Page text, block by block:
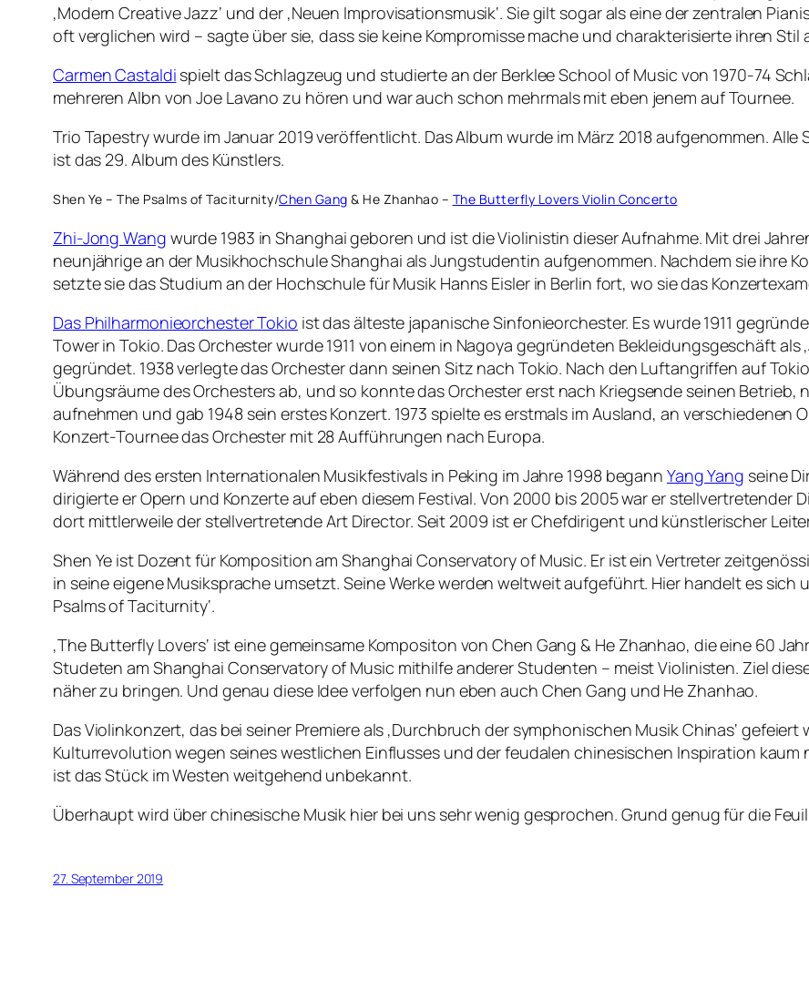
‚Modern Creative Jazz‘ und der ‚Neuen Improvisationsmusik‘. Sie gilt sogar als eine der zentralen
oft verglichen wird – sagte über sie, dass sie keine Kompromisse mache und charakterisierte ihren Stil
Carmen Castaldi spielt das Schlagzeug und studierte an der Berklee School of Music von 1970-74
mehreren Albn von Joe Lavano zu hören und war auch schon mehrmals mit eben jenem auf Tournee.
Trio Tapestry wurde im Januar 2019 veröffentlicht. Das Album wurde im März 2018 aufgenommen.
ist das 29. Album des Künstlers.
Shen Ye – The Psalms of Taciturnity/Chen Gang & He Zhanhao – The Butterfly Lovers Violin Concerto
Zhi-Jong Wang wurde 1983 in Shanghai geboren und ist die Violinistin dieser Aufnahme. Mit drei
neunjährige an der Musikhochschule Shanghai als Jungstudentin aufgenommen. Nachdem sie ihre
setzte sie das Studium an der Hochschule für Musik Hanns Eisler in Berlin fort, wo sie das
Das Philharmonieorchester Tokio ist das älteste japanische Sinfonieorchester. Es wurde 1911
Tower in Tokio. Das Orchester wurde 1911 von einem in Nagoya gegründeten Bekleidungsgeschäft
gegründet. 1938 verlegte das Orchester dann seinen Sitz nach Tokio. Nach den Luftangriffen auf
Übungsräume des Orchesters ab, und so konnte das Orchester erst nach Kriegsende seinen
aufnehmen und gab 1948 sein erstes Konzert. 1973 spielte es erstmals im Ausland, an verschiedenen
Konzert-Tournee das Orchester mit 28 Aufführungen nach Europa.
Während des ersten Internationalen Musikfestivals in Peking im Jahre 1998 begann Yang Yang seine
dirigierte er Opern und Konzerte auf eben diesem Festival. Von 2000 bis 2005 war er stellvertretender
dort mittlerweile der stellvertretende Art Director. Seit 2009 ist er Chefdirigent und künstlerischer
Shen Ye ist Dozent für Komposition am Shanghai Conservatory of Music. Er ist ein Vertreter
in seine eigene Musiksprache umsetzt. Seine Werke werden weltweit aufgeführt. Hier handelt es sich
Psalms of Taciturnity‘.
‚The Butterfly Lovers‘ ist eine gemeinsame Kompositon von Chen Gang & He Zhanhao, die eine 60
Studeten am Shanghai Conservatory of Music mithilfe anderer Studenten – meist Violinisten. Ziel
näher zu bringen. Und genau diese Idee verfolgen nun eben auch Chen Gang und He Zhanhao.
Das Violinkonzert, das bei seiner Premiere als ‚Durchbruch der symphonischen Musik Chinas‘
Kulturrevolution wegen seines westlichen Einflusses und der feudalen chinesischen Inspiration
ist das Stück im Westen weitgehend unbekannt.
Überhaupt wird über chinesische Musik hier bei uns sehr wenig gesprochen. Grund genug für die
27. September 2019